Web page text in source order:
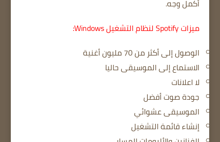
أكمل وجه.
ميزات Spotify لنظام التشغيل Windows:
الوصول إلى أكثر من 70 مليون أغنية
الاستماع إلى الموسيقى حاليا
لا اعلانات
جودة صوت أفضل
الموسيقى عشوائي
إنشاء قائمة التشغيل